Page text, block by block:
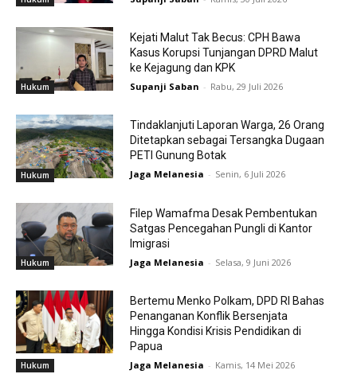
Hukum
Kejati Malut Tak Becus: CPH Bawa
Kasus Korupsi Tunjangan DPRD Malut
ke Kejagung dan KPK
Supanji Saban - Rabu, 29 Juli 2026
Hukum
Tindaklanjuti Laporan Warga, 26 Orang
Ditetapkan sebagai Tersangka Dugaan
PETI Gunung Botak
Jaga Melanesia - Senin, 6 Juli 2026
Hukum
Filep Wamafma Desak Pembentukan
Satgas Pencegahan Pungli di Kantor
Imigrasi
Jaga Melanesia - Selasa, 9 Juni 2026
Hukum
Bertemu Menko Polkam, DPD RI Bahas
Penanganan Konflik Bersenjata
Hingga Kondisi Krisis Pendidikan di
Papua
Jaga Melanesia - Kamis, 14 Mei 2026